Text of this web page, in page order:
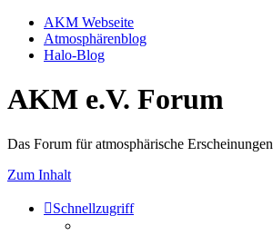
AKM Webseite
Atmosphärenblog
Halo-Blog
AKM e.V. Forum
Das Forum für atmosphärische Erscheinungen
Zum Inhalt
Schnellzugriff